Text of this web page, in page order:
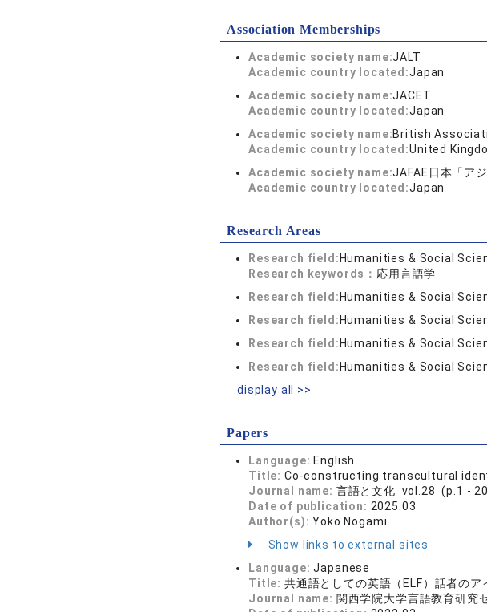
Association Memberships
Academic society name:JALT
Academic country located:Japan
Academic society name:JACET
Academic country located:Japan
Academic society name:British
Academic country located:United
Academic society name:JAFAE日本「ア
Academic country located:Japan
Research Areas
Research field: Humanities & Social
Research keywords： 応用言語学
Research field: Humanities & Social
Research field: Humanities & Social
Research field: Humanities & Social
Research field: Humanities & Social
display all >>
Papers
Language: English
Title: Co-constructing transcultural
Journal name: 言語と文化 vol.28 (p.1 -
Date of publication: 2025.03
Author(s):Yoko Nogami
Show links to external sites
Language:Japanese
Title: 共通語としての英語（ELF）話者の
Journal name: 関西学院大学言語教育研